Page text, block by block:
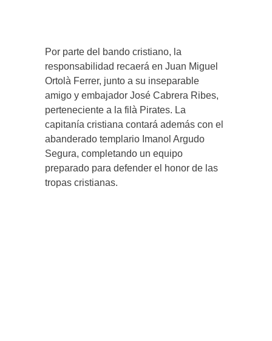
Por parte del bando cristiano, la
responsabilidad recaerá en Juan Miguel
Ortolà Ferrer, junto a su inseparable
amigo y embajador José Cabrera Ribes,
perteneciente a la filà Pirates. La
capitanía cristiana contará además con el
abanderado templario Imanol Argudo
Segura, completando un equipo
preparado para defender el honor de las
tropas cristianas.